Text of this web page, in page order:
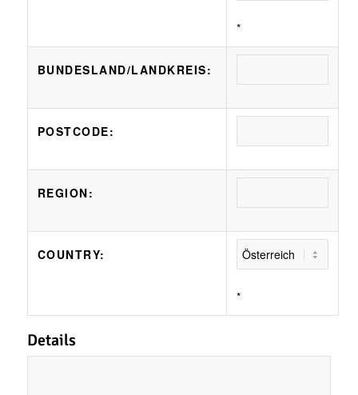
*
BUNDESLAND/LANDKREIS:
POSTCODE:
REGION:
COUNTRY:
*
Details